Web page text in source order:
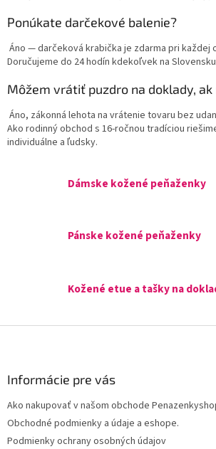
Ponúkate darčekové balenie?
Áno — darčeková krabička je zdarma pri každej
Doručujeme do 24 hodín kdekoľvek na
Môžem vrátiť puzdro na doklady,
Áno, zákonná lehota na vrátenie tovaru bez
Ako rodinný obchod s 16-ročnou tradíciou
individuálne a ľudsky.
Dámske kožené peňaženky
Pánske kožené peňaženky
Kožené etue a tašky na
Informácie pre vás
Ako nakupovať v našom obchode
Obchodné podmienky a údaje a eshope.
Podmienky ochrany osobných údajov